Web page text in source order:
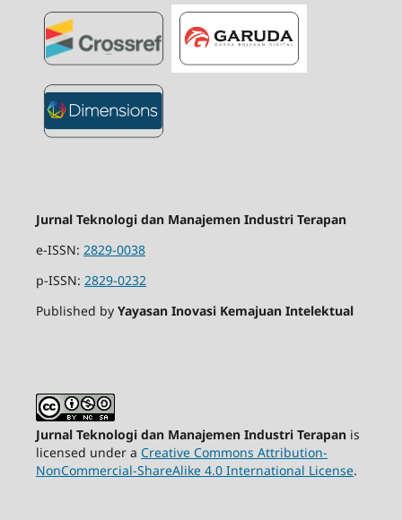
Jurnal Teknologi dan Manajemen Industri Terapan
e-ISSN: 2829-0038
p-ISSN: 2829-0232
Published by Yayasan Inovasi Kemajuan Intelektual
Jurnal Teknologi dan Manajemen Industri Terapanis
licensed under a Creative Commons Attribution-
NonCommercial-ShareAlike 4.0 International License.